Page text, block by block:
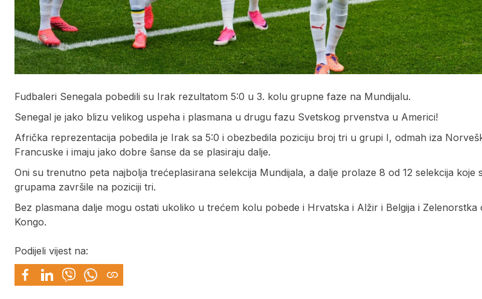
Fudbaleri Senegala pobedili su Irak rezultatom 5:0 u 3. kolu grupne faze na Mundijalu.
Senegal je jako blizu velikog uspeha i plasmana u drugu fazu Svetskog prvenstva u Americi!
Afrička reprezentacija pobedila je Irak sa 5:0 i obezbedila poziciju broj tri u grupi I, odmah iza
Francuske i imaju jako dobre šanse da se plasiraju dalje.
Oni su trenutno peta najbolja trećeplasirana selekcija Mundijala, a dalje prolaze 8 od 12 selekcija koje
grupama završile na poziciji tri.
Bez plasmana dalje mogu ostati ukoliko u trećem kolu pobede i Hrvatska i Alžir i Belgija i Zelenorstka
Kongo.
Podijeli vijest na: